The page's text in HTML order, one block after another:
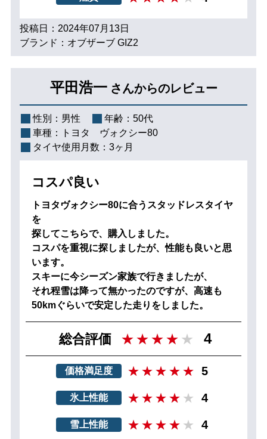
投稿日：2024年07月13日
ブランド：オブザーブ GIZ2
平田浩一 さんからのレビュー
性別： 男性 年齢： 50代
車種：
トヨタ ヴォクシー80
タイヤ使用月数： 3ヶ月
コスパ良い
トヨタヴォクシー80に合うスタッドレスタイヤ
を
探してこちらで、購入しました。
コスパを重視に探しましたが、性能も良いと思
います。
スキーに今シーズン家族で行きましたが、
それ程雪は降って無かったのですが、高速も
50kmぐらいで安定した走りをしました。
総合評価 4
価格満足度 5
氷上性能 4
雪上性能 4